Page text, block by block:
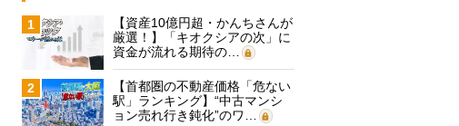
1
【資産10億円超・かんちさんが
厳選！】「キオクシアの次」に
資金が流れる期待の…
2
【首都圏の不動産価格「危ない
駅」ランキング】“中古マンシ
ョン売れ行き鈍化”のワ…